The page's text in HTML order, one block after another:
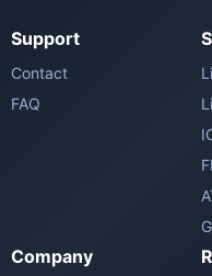
Support
Contact
FAQ
Company